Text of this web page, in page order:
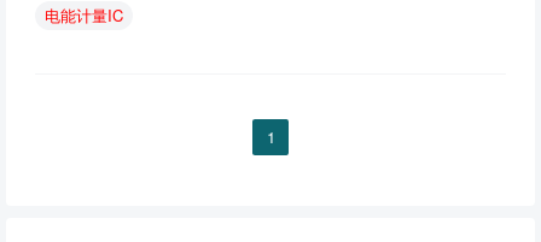
电能计量IC
1